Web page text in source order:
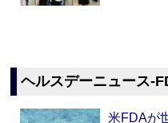
ヘルスデーニュース
米FDAが